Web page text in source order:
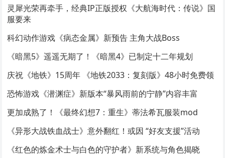
灵犀光荣再牵手，经典IP正版授权《大航海时代：传说》国
服要来
科幻动作游戏《病态金属》新预告 主角大战Boss
《暗黑5》遥遥无期了！《暗黑4》已制定十二年规划
庆祝《地铁》15周年 《地铁2033：复刻版》48小时免费领
恐怖游戏《潜渊症》新版本“暴风雨前的宁静”内容丰富
更加成熟了！《最终幻想7：重生》蒂法希瓦服装mod
《异形大战铁血战士》意外翻红！或因 “好友支援”活动
《红色的炼金术士与白色的守护者》新系统与角色揭晓